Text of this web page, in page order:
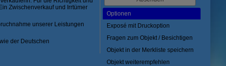
Optionen
Exposé mit Druckoption
Fragen zum Objekt / Besichtigen
Objekt in der Merkliste speichern
Objekt weiterempfehlen
Zwischenverkauf und Irrtümer
unserer Leistungen
der Deutschen